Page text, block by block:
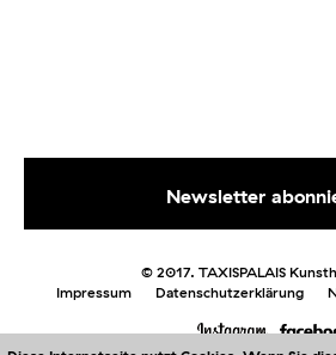
© 2017. TAXISPALAIS
Impressum
Datenschutzerklärung